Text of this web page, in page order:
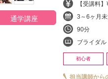
通学講座
【受講料
3～6ヶ月
90分
ブライダ
初心者
担当講師から